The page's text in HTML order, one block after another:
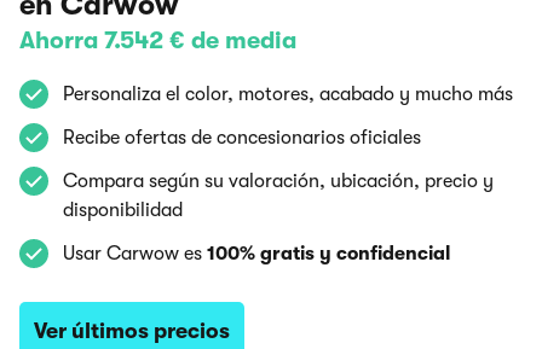
Ahorra 7.542 € de media
Personaliza el color, motores, acabado y mucho más
Recibe ofertas de concesionarios oficiales
Compara según su valoración, ubicación, precio y
disponibilidad
Usar Carwow es 100% gratis y confidencial
Ver últimos precios